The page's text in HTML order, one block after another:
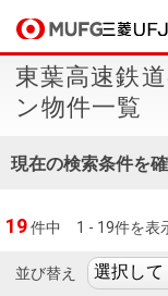
買いたい
売りたい
店舗案内
会社情報
採用情報
買いたい
売りたい
店舗案内
会社情報
東葉高速鉄
ン物件一覧
現在の検索条件を
19件中 1 - 19件を表
並び替え